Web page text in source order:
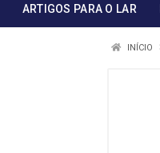
ARTIGOS PARA O LAR
INÍCIO